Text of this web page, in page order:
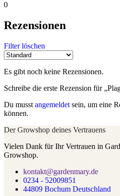
0
Rezensionen
Filter löschen
Es gibt noch keine Rezensionen.
Schreibe die erste Rezension für
Du musst angemeldet sein, um eine
können.
Der Growshop deines Vertrauens
Vielen Dank für Ihr Vertrauen in
Growshop.
kontakt@gardenmary.de
0234 - 52009851
44809 Bochum Deutschland